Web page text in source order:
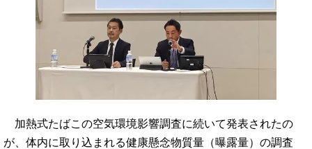
加熱式たばこの空気環境影響調査に続いて発表されたの
が、体内に取り込まれる健康懸念物質量（曝露量）の調査